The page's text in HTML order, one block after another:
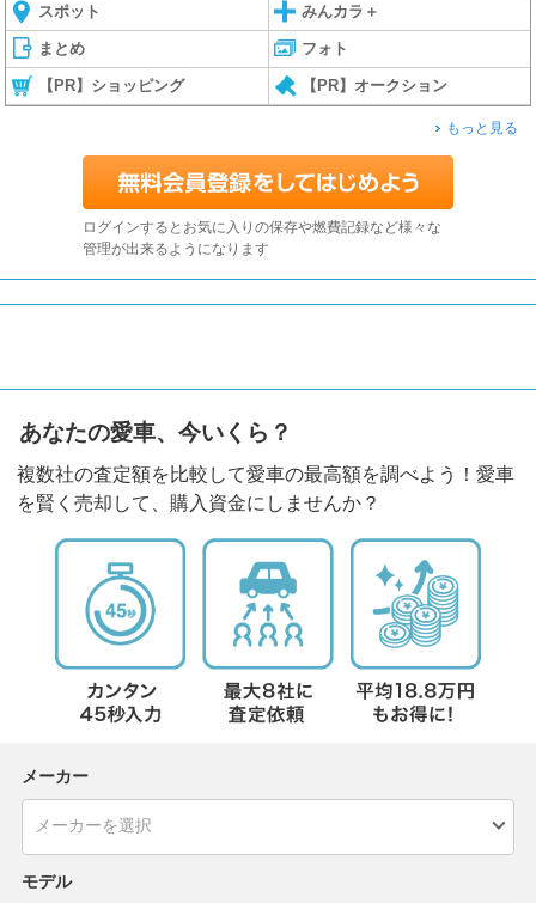
スポット みんカラ＋
まとめ フォト
【PR】ショッピング 【PR】オークション
もっと見る
ログインするとお気に入りの保存や燃費記録など様々な
管理が出来るようになります
あなたの愛車、今いくら？
複数社の査定額を比較して愛車の最高額を調べよう！愛車
を賢く売却して、購入資金にしませんか？
メーカー
モデル